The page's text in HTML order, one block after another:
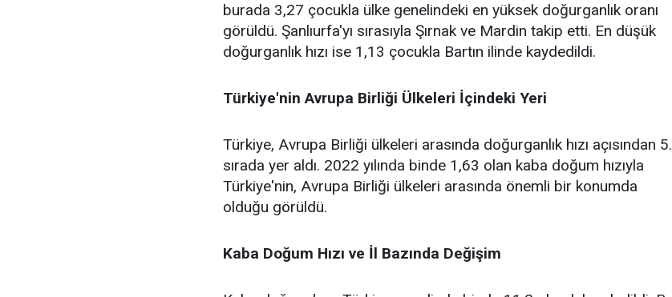
burada 3,27 çocukla ülke genelindeki en yüksek doğurganlık oranı
görüldü. Şanlıurfa'yı sırasıyla Şırnak ve Mardin takip etti. En düşük
doğurganlık hızı ise 1,13 çocukla Bartın ilinde kaydedildi.
Türkiye'nin Avrupa Birliği Ülkeleri İçindeki Yeri
Türkiye, Avrupa Birliği ülkeleri arasında doğurganlık hızı açısından 5.
sırada yer aldı. 2022 yılında binde 1,63 olan kaba doğum hızıyla
Türkiye'nin, Avrupa Birliği ülkeleri arasında önemli bir konumda
olduğu görüldü.
Kaba Doğum Hızı ve İl Bazında Değişim